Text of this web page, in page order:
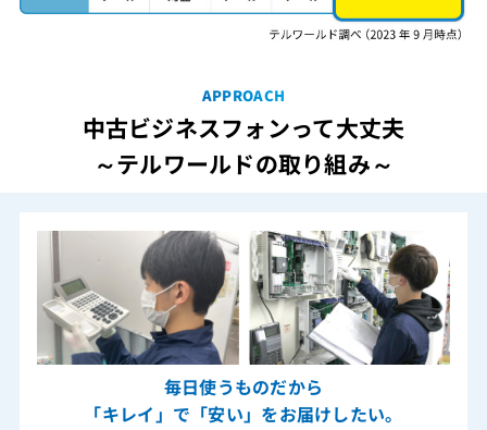
APPROACH
中古ビジネスフォンって大丈夫
～テルワールドの取り組み～
毎日使うものだから
「キレイ」で「安い」をお届けしたい。